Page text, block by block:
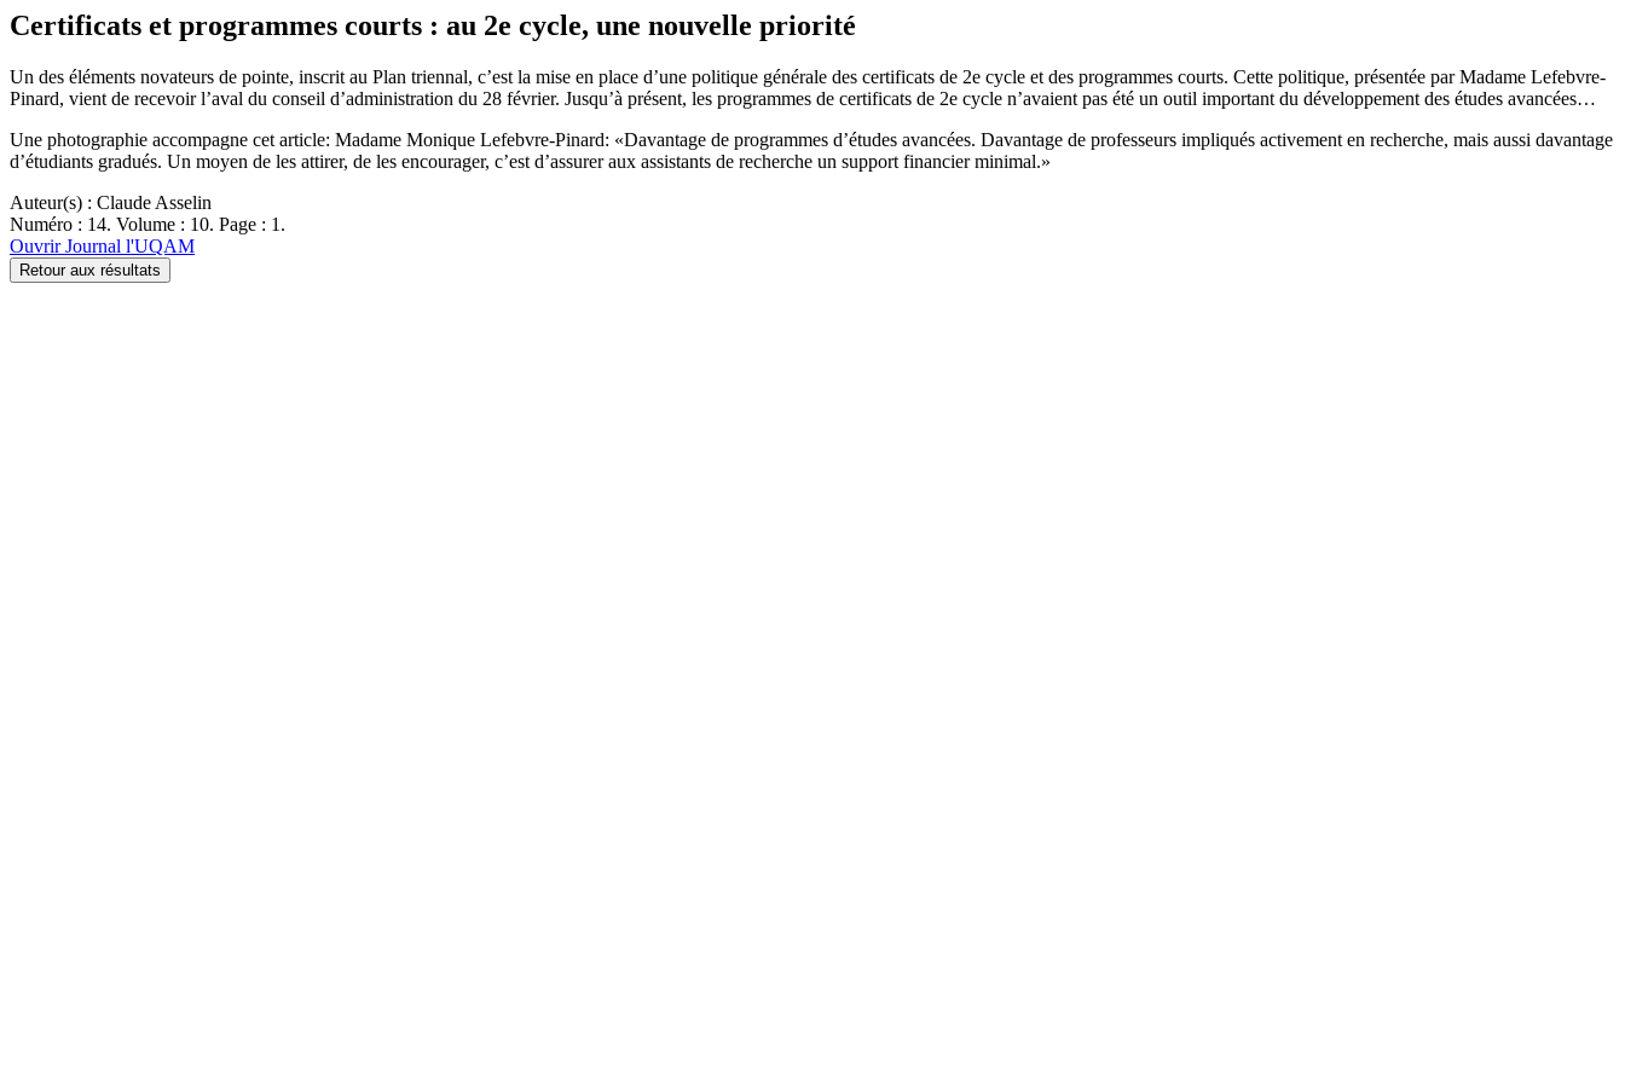
Certificats et programmes courts : au 2e cycle, une nouvelle priorité
Un des éléments novateurs de pointe, inscrit au Plan triennal, c’est la mise en place d’une politique générale des certificats de 2e cycle et des programmes courts. Cette politique, présentée par Madame Lefebvre-
Pinard, vient de recevoir l’aval du conseil d’administration du 28 février. Jusqu’à présent, les programmes de certificats de 2e cycle n’avaient pas été un outil important du développement des études avancées…
Une photographie accompagne cet article: Madame Monique Lefebvre-Pinard: «Davantage de programmes d’études avancées. Davantage de professeurs impliqués activement en recherche, mais aussi davantage
d’étudiants gradués. Un moyen de les attirer, de les encourager, c’est d’assurer aux assistants de recherche un support financier minimal.»
Auteur(s) : Claude Asselin
Numéro : 14. Volume : 10. Page : 1.
Ouvrir Journal l'UQAM
Retour aux résultats